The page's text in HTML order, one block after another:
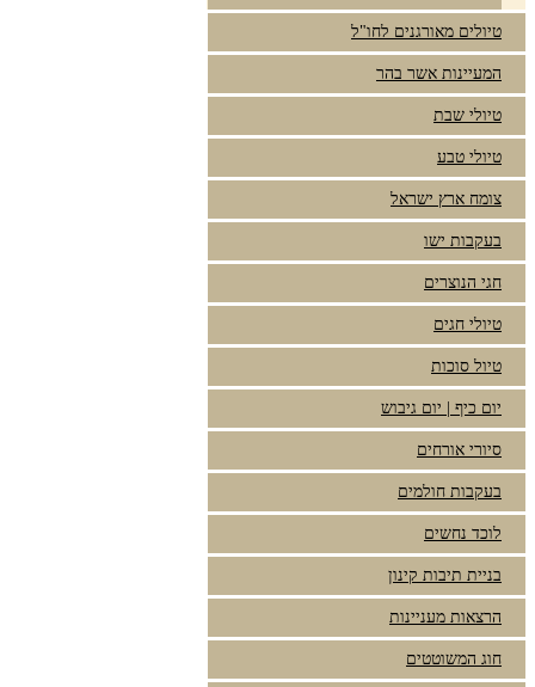
טיולים מאורגנים לחו"ל
המעיינות אשר בהר
טיולי שבת
טיולי טבע
צומח ארץ ישראל
בעקבות ישו
חגי הנוצרים
טיולי חגים
טיול סוכות
יום כיף | יום גיבוש
סיורי אורחים
בעקבות חולמים
לוכד נחשים
בניית תיבות קינון
הרצאות מעניינות
חוג המשוטטים